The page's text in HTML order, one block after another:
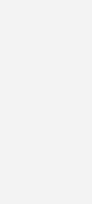
eines
erneuerbarer
SPD hat